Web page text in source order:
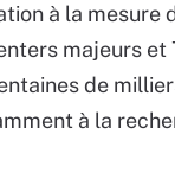
à la mesure
majeurs
de
à la